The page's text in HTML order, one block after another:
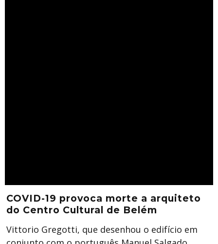
COVID-19 provoca morte a arquiteto
do Centro Cultural de Belém
Vittorio Gregotti, que desenhou o edifício em